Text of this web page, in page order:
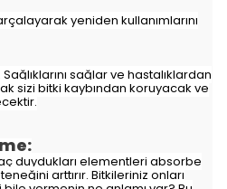
yeniden kullanımlarını
sağlar ve hastalıklardan
sizi bitki kaybından koruyacak ve
duydukları elementleri absorbe
arttırır. Bitkileriniz onları